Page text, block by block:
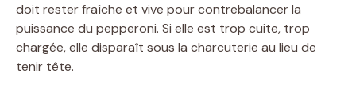
doit rester fraîche et vive pour contrebalancer la
puissance du pepperoni. Si elle est trop cuite, trop
chargée, elle disparaît sous la charcuterie au lieu de
tenir tête.